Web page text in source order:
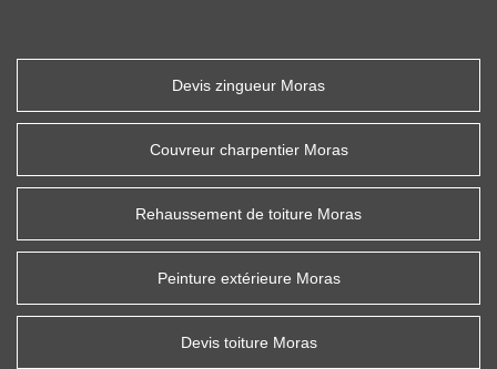
Devis zingueur Moras
Couvreur charpentier Moras
Rehaussement de toiture Moras
Peinture extérieure Moras
Devis toiture Moras